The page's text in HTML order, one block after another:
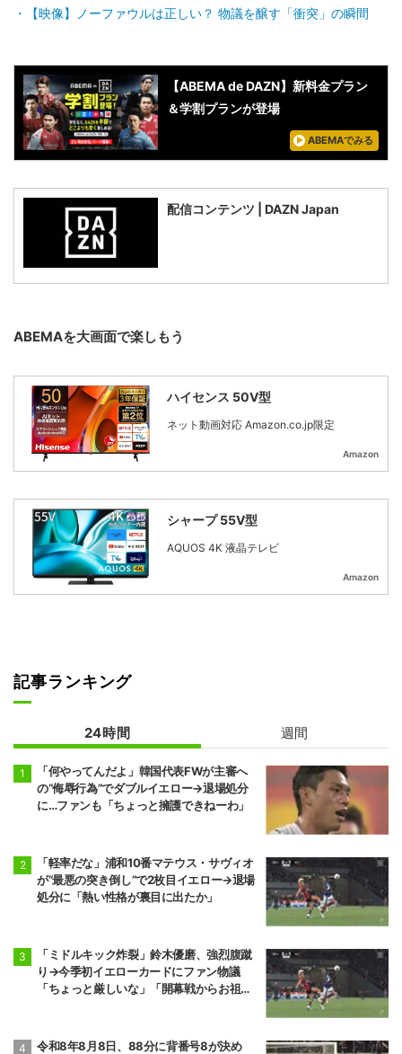
【映像】ノーファウルは正しい？ 物議を醸す「衝突」の瞬間
【ABEMA de DAZN】新料金プラン
＆学割プランが登場
ABEMAでみる
配信コンテンツ | DAZN Japan
ABEMAを大画面で楽しもう
ハイセンス 50V型
ネット動画対応 Amazon.co.jp限定
Amazon
シャープ 55V型
AQUOS 4K 液晶テレビ
Amazon
記事ランキング
24時間 週間
「何やってんだよ」韓国代表FWが主審へ
の“侮辱行為”でダブルイエロー→退場処分
に…ファンも「ちょっと擁護できねーわ」
「軽率だな」浦和10番マテウス・サヴィオ
が“最悪の突き倒し”で2枚目イエロー→退場
処分に「熱い性格が裏目に出たか」
「ミドルキック炸裂」鈴木優磨、強烈腹蹴
り→今季初イエローカードにファン物議
「ちょっと厳しいな」「開幕戦からお祖母
令和8年8月8日、88分に背番号8が決め